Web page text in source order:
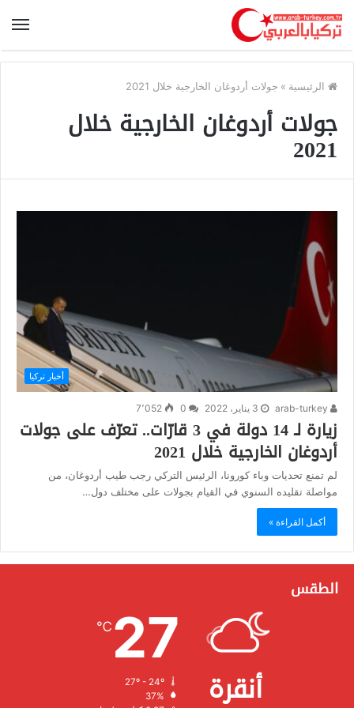
الرئيسية » جولات أردوغان الخارجية خلال 2021
جولات أردوغان الخارجية خلال
2021
أخبار تركيا
3 يناير، 2022 7٬052
زيارة لـ 14 دولة في 3 قارّات.. تعرّف على جولات
أردوغان الخارجية خلال 2021
لم تمنع تحديات وباء كورونا، الرئيس التركي رجب طيب أردوغان، من
مواصلة تقليده السنوي في القيام بجولات على مختلف دول…
أكمل القراءة »
الطقس
أنقرة
27
℃
الرطوبة: